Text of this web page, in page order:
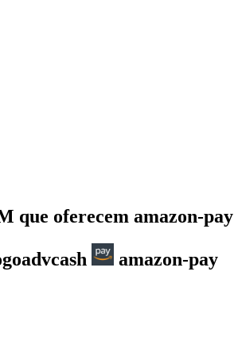
que oferecem amazon-pay
amazon-pay